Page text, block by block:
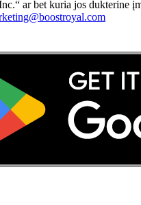
ar bet kuria jos